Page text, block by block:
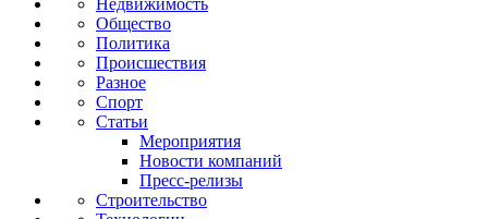
Недвижимость
Общество
Политика
Происшествия
Разное
Спорт
Статьи
Мероприятия
Новости компаний
Пресс-релизы
Строительство